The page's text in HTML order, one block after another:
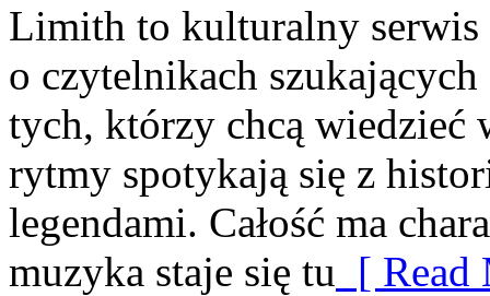
Limith to kulturalny serwis
o czytelnikach
tych, którzy chcą wiedzieć
rytmy spotykają się z
legendami. Całość ma
muzyka staje się tu [ Read